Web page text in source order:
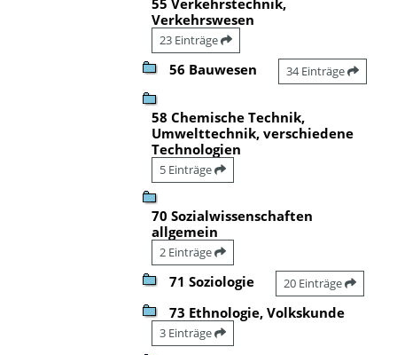
Verkehrswesen
23 Einträge
56 Bauwesen 34 Einträge
58 Chemische Technik,
Umwelttechnik, verschiedene
Technologien
5 Einträge
70 Sozialwissenschaften
allgemein
2 Einträge
71 Soziologie 20 Einträge
73 Ethnologie, Volkskunde
3 Einträge